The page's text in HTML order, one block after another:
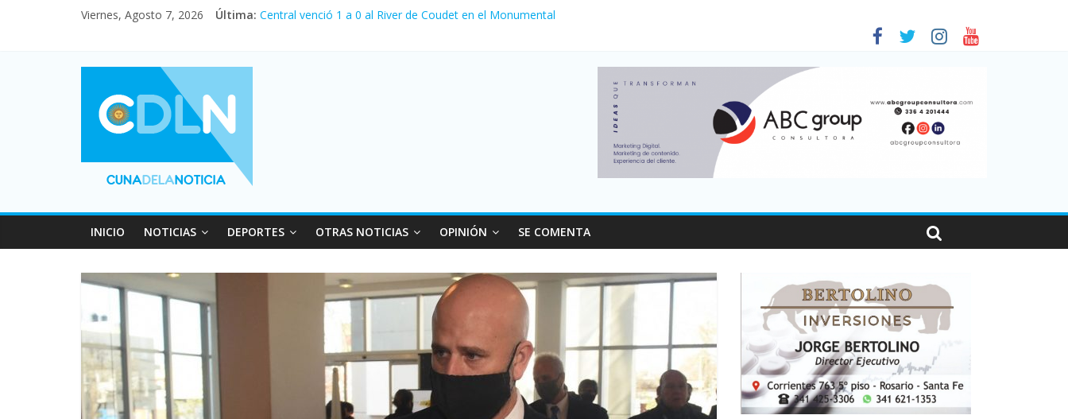
Viernes, Agosto 7, 2026 Última: Central venció 1 a 0 al River de Coudet en el Monumental
Vacaciones de invierno con más movimiento y consumo turístico: 4,6 millones de personas viajaron por el país, un 5,9% más que en 2025
Fuerte caída de la venta de autos usados en julio: bajó un 12,6% interanual
INICIO NOTICIAS DEPORTES OTRAS NOTICIAS OPINIÓN SE COMENTA